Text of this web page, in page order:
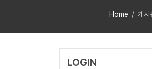
Home 게시
LOGIN